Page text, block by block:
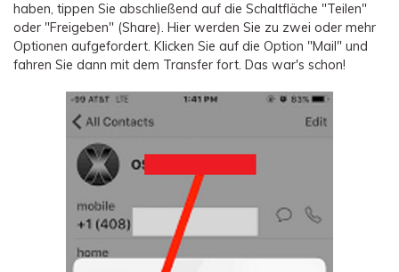
haben, tippen Sie abschließend auf die Schaltfläche "Teilen"
oder "Freigeben" (Share). Hier werden Sie zu zwei oder mehr
Optionen aufgefordert. Klicken Sie auf die Option "Mail" und
fahren Sie dann mit dem Transfer fort. Das war's schon!